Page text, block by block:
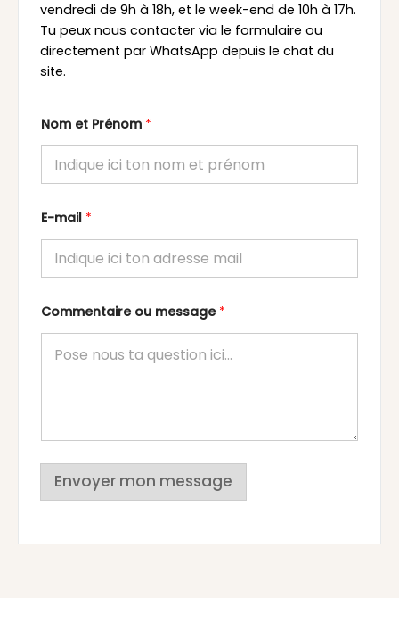
vendredi de 9h à 18h, et le week-end de 10h à 17h.
Tu peux nous contacter via le formulaire ou
directement par WhatsApp depuis le chat du
site.
Nom et Prénom *
E-mail *
Commentaire ou message *
Envoyer mon message